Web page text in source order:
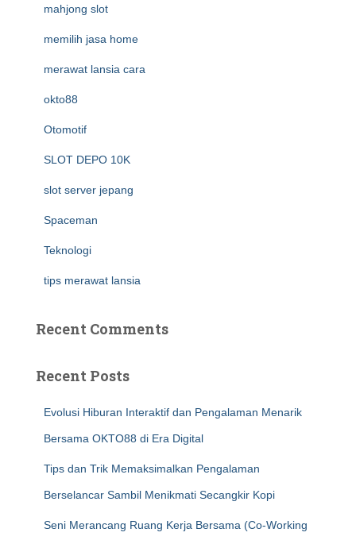
mahjong slot
memilih jasa home
merawat lansia cara
okto88
Otomotif
SLOT DEPO 10K
slot server jepang
Spaceman
Teknologi
tips merawat lansia
Recent Comments
Recent Posts
Evolusi Hiburan Interaktif dan Pengalaman Menarik
Bersama OKTO88 di Era Digital
Tips dan Trik Memaksimalkan Pengalaman
Berselancar Sambil Menikmati Secangkir Kopi
Seni Merancang Ruang Kerja Bersama (Co-Working